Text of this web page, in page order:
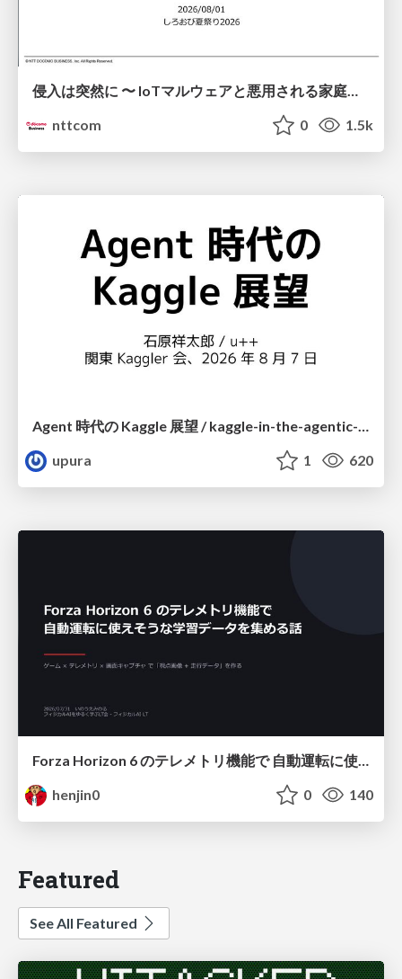
侵入は突然に 〜 IoTマルウェアと悪用される家庭の機器 ～ / When Intrusion Strikes: IoT Malware and the Abuse of Home Devices
nttcom
0 1.5k
upura
1 620
Forza Horizon 6 のテレメトリ機能で 自動運転に使えそうな学習データを集める話
henjin0
0 140
Featured
See All Featured